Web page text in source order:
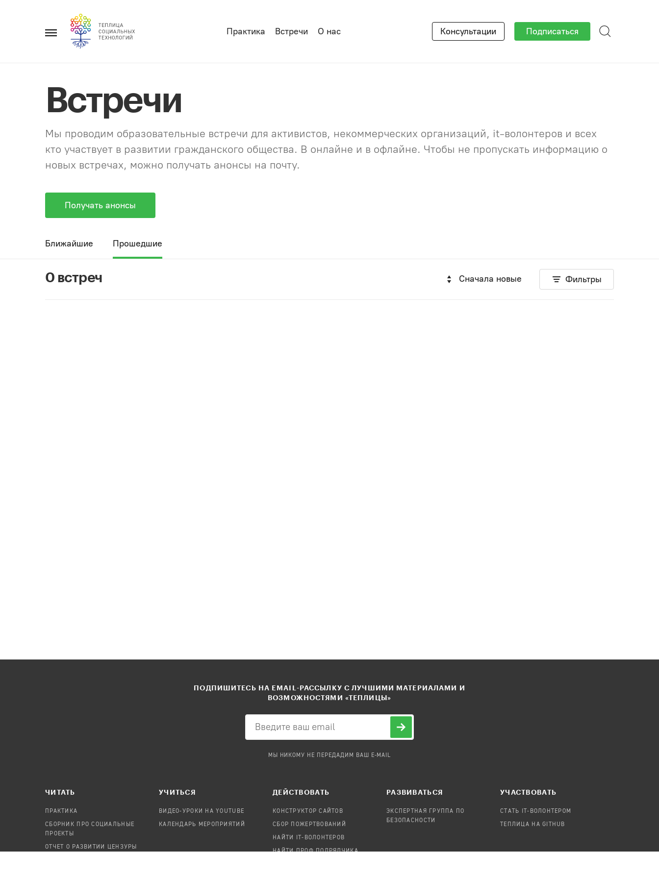
Главное
Практика Встречи О нас Консультации Подписаться
Встречи
Мы проводим образовательные встречи для активистов, некоммерческих организаций, it-волонтеров и всех
кто участвует в развитии гражданского общества. В онлайне и в офлайне. Чтобы не пропускать информацию о
новых встречах, можно получать анонсы на почту.
Получать анонсы
Ближайшие Прошедшие
0 встреч Сначала новые Фильтры
ПОДПИШИТЕСЬ НА EMAIL-РАССЫЛКУ С ЛУЧШИМИ МАТЕРИАЛАМИ И
ВОЗМОЖНОСТЯМИ «ТЕПЛИЦЫ»
МЫ НИКОМУ НЕ ПЕРЕДАДИМ ВАШ E-MAIL
ЧИТАТЬ
ПРАКТИКА
СБОРНИК ПРО СОЦИАЛЬНЫЕ
ПРОЕКТЫ
ОТЧЕТ О РАЗВИТИИ ЦЕНЗУРЫ
УЧИТЬСЯ
ВИДЕО-УРОКИ НА YOUTUBE
КАЛЕНДАРЬ МЕРОПРИЯТИЙ
ДЕЙСТВОВАТЬ
КОНСТРУКТОР САЙТОВ
СБОР ПОЖЕРТВОВАНИЙ
НАЙТИ IT-ВОЛОНТЕРОВ
НАЙТИ ПРОФ.ПОДРЯДЧИКА
РАЗВИВАТЬСЯ
ЭКСПЕРТНАЯ ГРУППА ПО
БЕЗОПАСНОСТИ
УЧАСТВОВАТЬ
СТАТЬ IT-ВОЛОНТЕРОМ
ТЕПЛИЦА НА GITHUB